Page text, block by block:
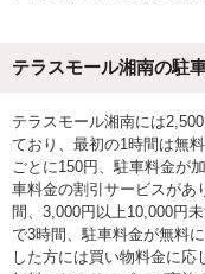
テラスモール湘南の駐
テラスモール湘南には
ており、最初の1時間は無
ごとに150円、駐車料金が
車料金の割引サービスがあ
間、3,000円以上10,000円
で3時間、駐車料金が無料
した方には買い物料金に